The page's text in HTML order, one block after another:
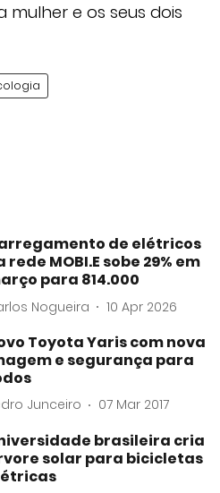
e os seus dois
de elétricos
rede MOBI.E sobe 29% em
para 814.000
Nogueira 10 Apr 2026
Toyota Yaris com nova
e segurança para
Junceiro 07 Mar 2017
brasileira cria
solar para bicicletas